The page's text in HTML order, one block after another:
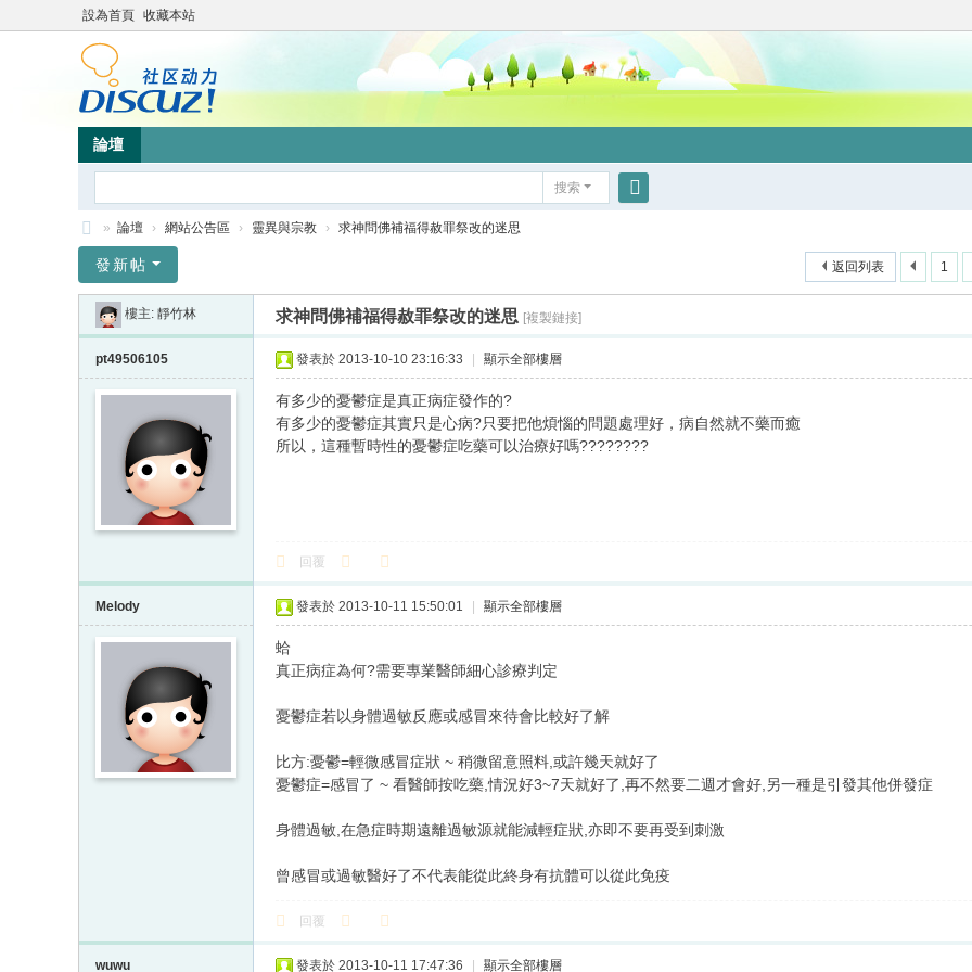
設為首頁 收藏本站
論壇
搜索
竹
» 論壇 › 網站公告區 › 靈異與宗教 › 求神問佛補福得赦罪祭改的迷思
1
返回列表
發新帖
樓主: 靜竹林 求神問佛補福得赦罪祭改的迷思 [複製鏈接]
pt49506105 發表於 2013-10-10 23:16:33 顯示全部樓層
有多少的憂鬱症是真正病症發作的?
有多少的憂鬱症其實只是心病?只要把他煩惱的問題處理好，病自然就不藥而癒
所以，這種暫時性的憂鬱症吃藥可以治療好嗎????????
回覆
Melody 發表於 2013-10-11 15:50:01 顯示全部樓層
蛤
真正病症為何?需要專業醫師細心診療判定
憂鬱症若以身體過敏反應或感冒來待會比較好了解
比方:憂鬱=輕微感冒症狀 ~ 稍微留意照料,或許幾天就好了
憂鬱症=感冒了 ~ 看醫師按吃藥,情況好3~7天就好了,再不然要二週才會好,另一種是引發其他併發症
身體過敏,在急症時期遠離過敏源就能減輕症狀,亦即不要再受到刺激
曾感冒或過敏醫好了不代表能從此終身有抗體可以從此免疫
回覆
wuwu 發表於 2013-10-11 17:47:36 顯示全部樓層